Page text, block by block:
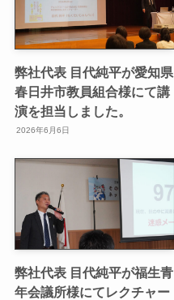
弊社代表 目代純平が愛知県
春日井市教員組合様にて講
演を担当しました。
2026年6月6日
弊社代表 目代純平が福生青
年会議所様にてレクチャー